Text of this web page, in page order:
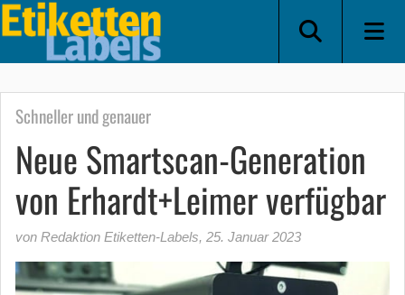
Schneller und genauer
Neue Smartscan-Generation
von Erhardt+Leimer verfügbar
von Redaktion Etiketten-Labels, 25. Januar 2023